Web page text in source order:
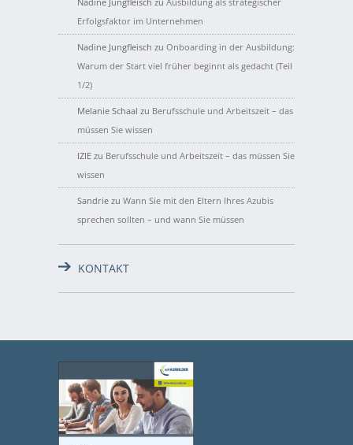
Erfolgsfaktor im Unternehmen
Nadine Jungfleisch zu Onboarding in der Ausbildung:
Warum der Start viel früher beginnt als gedacht (Teil
1/2)
Melanie Schaal zu Berufsschule und Arbeitszeit – das
müssen Sie wissen
IZIE zu Berufsschule und Arbeitszeit – das müssen Sie
wissen
Sandrie zu Wann Sie mit den Eltern Ihres Azubis
sprechen sollten – und wann Sie müssen
KONTAKT